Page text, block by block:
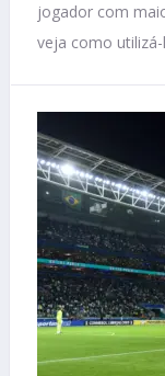
jogador com
veja como utilizá-